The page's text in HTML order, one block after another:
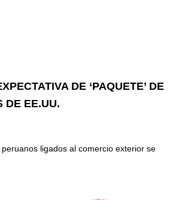
DE ‘PAQUETE’ DE
DE EE.UU.
ligados al comercio exterior se